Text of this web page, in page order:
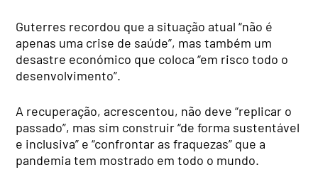
Guterres recordou que a situação atual “não é
apenas uma crise de saúde”, mas também um
desastre económico que coloca “em risco todo o
desenvolvimento”.
A recuperação, acrescentou, não deve “replicar o
passado”, mas sim construir “de forma sustentável
e inclusiva” e “confrontar as fraquezas” que a
pandemia tem mostrado em todo o mundo.